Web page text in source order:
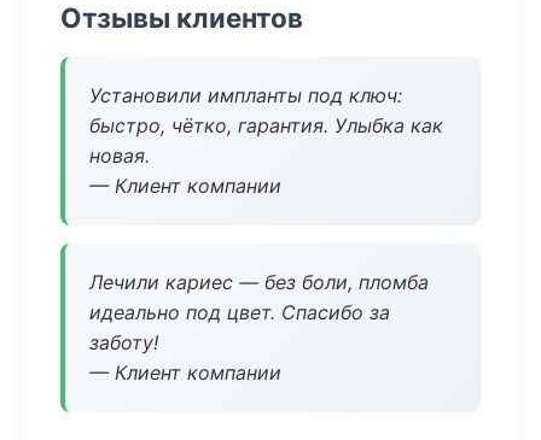
Отзывы клиентов
Установили импланты под ключ:
быстро, чётко, гарантия. Улыбка как
новая.
— Клиент компании
Лечили кариес — без боли, пломба
идеально под цвет. Спасибо за
заботу!
— Клиент компании